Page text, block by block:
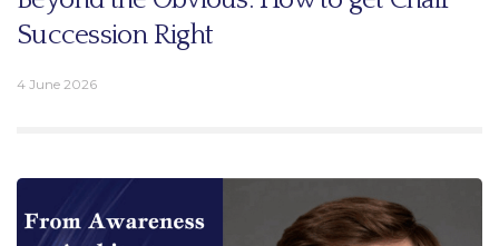
Succession Right
4 June 2026